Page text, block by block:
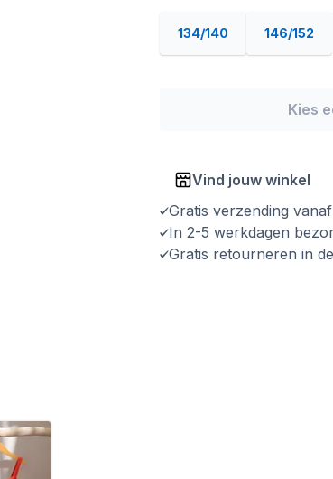
134/140 146/152
Kies
Vind jouw winkel
Gratis verzending
In 2-5 werkdagen
Gratis retourneren in